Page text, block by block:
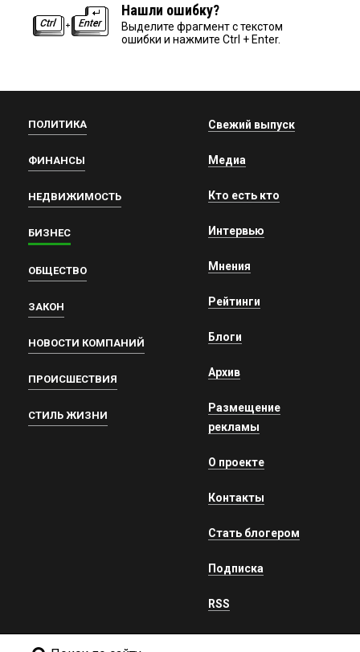
Нашли ошибку?
Выделите фрагмент с текстом
ошибки и нажмите Ctrl + Enter.
ПОЛИТИКА
ФИНАНСЫ
НЕДВИЖИМОСТЬ
БИЗНЕС
ОБЩЕСТВО
ЗАКОН
НОВОСТИ КОМПАНИЙ
ПРОИСШЕСТВИЯ
СТИЛЬ ЖИЗНИ
Свежий выпуск
Медиа
Кто есть кто
Интервью
Мнения
Рейтинги
Блоги
Архив
Размещение
рекламы
О проекте
Контакты
Стать блогером
Подписка
RSS